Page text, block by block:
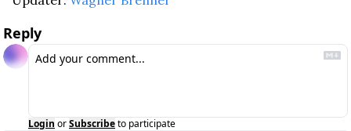
Reply
Login orSubscribeto participate